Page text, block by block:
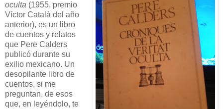
oculta (1955, premio
Víctor Català del año
anterior), es un libro
de cuentos y relatos
que Pere Calders
publicó durante su
exilio mexicano. Un
desopilante libro de
cuentos, si me
preguntan, de esos
que, en leyéndolo, te